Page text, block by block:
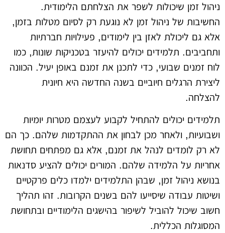
ניהול זמן שיכולות לשפר את הצלחתם הלימודית.
החשיבות של ניהול זמן לא נוגעת רק לסיום מטלות בזמן,
אלא גם ליכולת לאזן בין לימודים, פעילויות חברתיות
ותחביבים. תלמידים יכולים להיעזר בטכניקות שונות, כמו
לוח זמנים שבועי, כדי לתכנן את זמנם באופן יעיל. הכוונה
ליצירת הרגלים חיוביים בשנה החדשה היא חיונית
להצלחה.
תלמידים יכולים להתחיל לקבוע לעצמם מטרות יומיות
ושבועיות, ולאחר מכן לבחון את ההתקדמות שלהם. כך הם
לא רק לומדים לנהל את זמנם, אלא גם מפתחים תחושת
אחריות על הלמידה שלהם. המורים יכולים להציע סדנאות
בנושא ניהול זמן, שבהן התלמידים ילמדו כלים פרקטיים
ושיטות עבודה שיסייעו להם בשנים הקרובות. זהו תהליך
חשוב שיכול להוביל לשיפור בהישגים הלימודיים ובתחושת
המסוגלות הכללית.